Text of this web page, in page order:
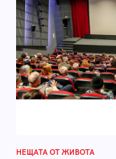
НЕЩАТА ОТ ЖИВОТА